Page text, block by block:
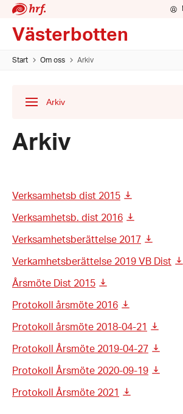
Västerbotten
Start Om oss Arkiv
Arkiv
Verksamhetsb dist 2015
Verksamhetsb. dist 2016
Verksamhetsberättelse 2017
Verkamhetsberättelse 2019 VB Dist
Årsmöte Dist 2015
Protokoll årsmöte 2016
Protokoll årsmöte 2018-04-21
Protokoll Årsmöte 2019-04-27
Protokoll Årsmöte 2020-09-19
Protokoll Årsmöte 2021
Visa
Arkiv